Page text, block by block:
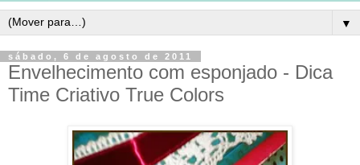
▼
sábado, 6 de agosto de 2011
Envelhecimento com esponjado - Dica
Time Criativo True Colors